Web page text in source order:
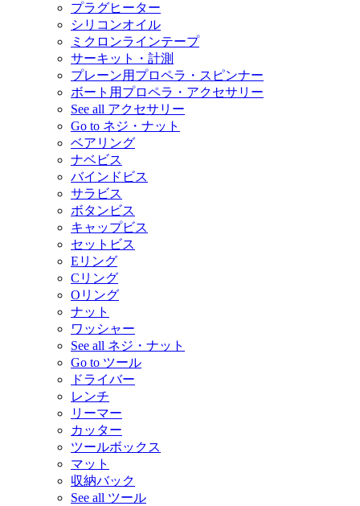
プラグヒーター
シリコンオイル
ミクロンラインテープ
サーキット・計測
プレーン用プロペラ・スピンナー
ボート用プロペラ・アクセサリー
See all アクセサリー
Go to ネジ・ナット
ベアリング
ナベビス
バインドビス
サラビス
ボタンビス
キャップビス
セットビス
Eリング
Cリング
Oリング
ナット
ワッシャー
See all ネジ・ナット
Go to ツール
ドライバー
レンチ
リーマー
カッター
ツールボックス
マット
収納バック
See all ツール